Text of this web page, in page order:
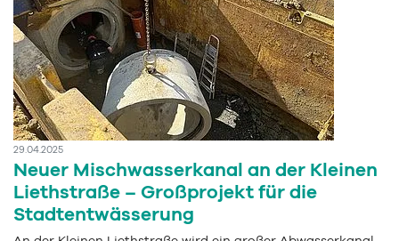
29.04.2025
Neuer Mischwasserkanal an der Kleinen
Liethstraße – Großprojekt für die
Stadtentwässerung